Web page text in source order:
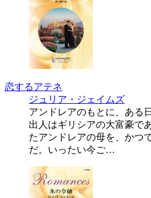
恋するアテネ
ジュリア・ジェイムズ
アンドレアのもとに、ある
出人はギリシアの大富豪で
たアンドレアの母を、かつ
だ。いったい今ご…